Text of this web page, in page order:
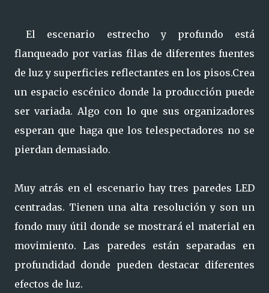
El escenario estrecho y profundo está
flanqueado por varias filas de diferentes fuentes
de luz y superficies reflectantes en los pisos.Crea
un espacio escénico donde la producción puede
ser variada. Algo con lo que sus organizadores
esperan que haga que los telespectadores no se
pierdan demasiado.
Muy atrás en el escenario hay tres paredes LED
centradas. Tienen una alta resolución y son un
fondo muy útil donde se mostrará el material en
movimiento. Las paredes están separadas en
profundidad donde pueden destacar diferentes
efectos de luz.